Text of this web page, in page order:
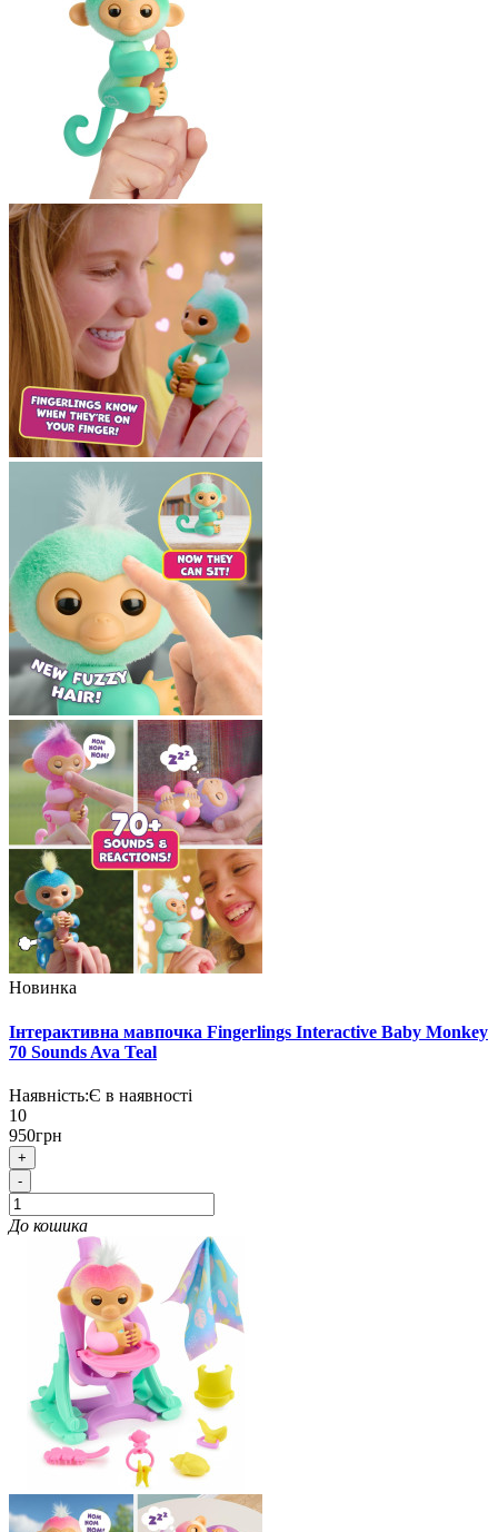
Новинка
Інтерактивна мавпочка Fingerlings Interactive Baby Monkey
70 Sounds Ava Teal
Наявність:Є в наявності
10
950грн
+
-
До кошика